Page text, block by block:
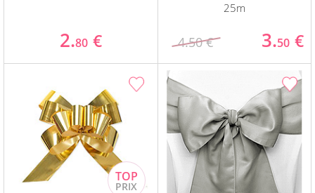
2.80 €
25m
4.50 € 3.50 €